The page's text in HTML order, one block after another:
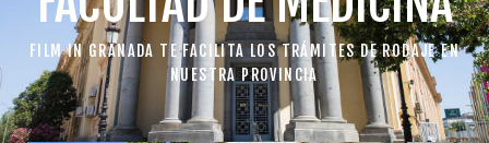
FILM IN GRANADA TE FACILITA LOS TRÁMITES DE RODAJE EN
NUESTRA PROVINCIA